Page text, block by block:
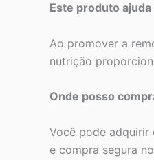
Este produto
Ao promover a
nutrição
Onde posso
Você pode adquirir
e compra segura